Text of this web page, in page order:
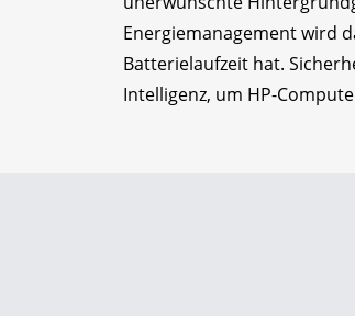
Energiemanagement wird
Batterielaufzeit hat.
Intelligenz, um HP-